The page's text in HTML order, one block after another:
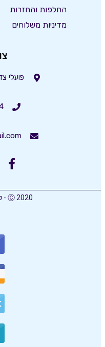
החלפות והחזרות
מדיניות משלוחים
פועלי צדק 3 תלפיות
Ⓒ 2020 - כל הזכויות שמורות